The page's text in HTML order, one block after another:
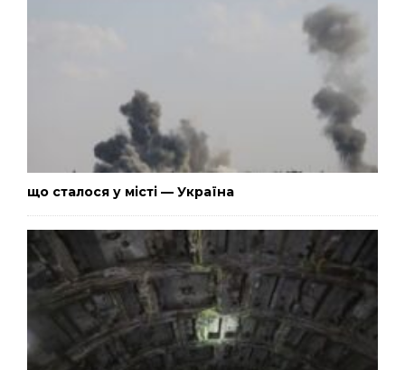
що сталося у місті — Україна